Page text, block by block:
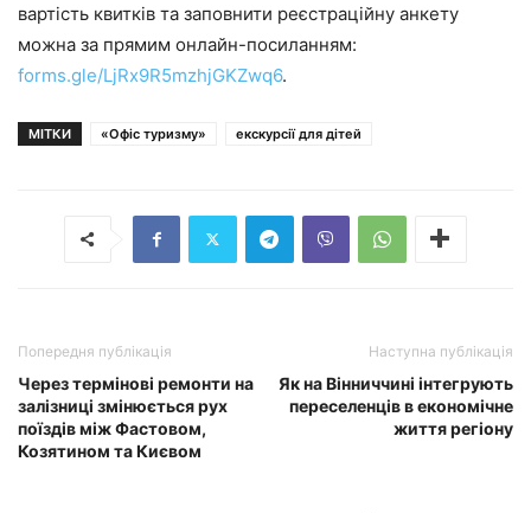
вартість квитків та заповнити реєстраційну анкету
можна за прямим онлайн-посиланням:
forms.gle/LjRx9R5mzhjGKZwq6.
МІТКИ «Офіс туризму» екскурсії для дітей
Попередня публікація
Через термінові ремонти на
залізниці змінюється рух
поїздів між Фастовом,
Козятином та Києвом
Наступна публікація
Як на Вінниччині інтегрують
переселенців в економічне
життя регіону